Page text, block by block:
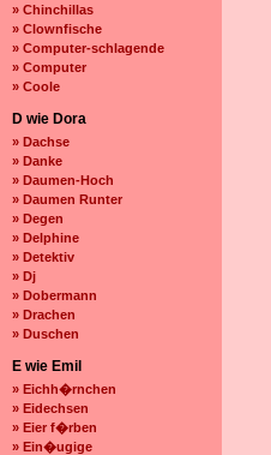
» Chinchillas
» Clownfische
» Computer-schlagende
» Computer
» Coole
D wie Dora
» Dachse
» Danke
» Daumen-Hoch
» Daumen Runter
» Degen
» Delphine
» Detektiv
» Dj
» Dobermann
» Drachen
» Duschen
E wie Emil
» Eichh�rnchen
» Eidechsen
» Eier f�rben
» Ein�ugige